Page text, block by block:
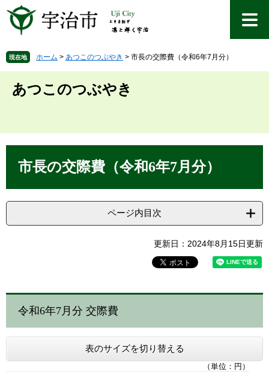
先を
文
へ
現在地 ホーム > あつこのつぶやき > 市長の交際費（令和6年7月分）
あつこのつぶやき
市長の交際費（令和6年7月分）
ページ内目次
更新日：2024年8月15日更新
令和6年7月分 交際費
表のサイズを切り替える
（単位：円）